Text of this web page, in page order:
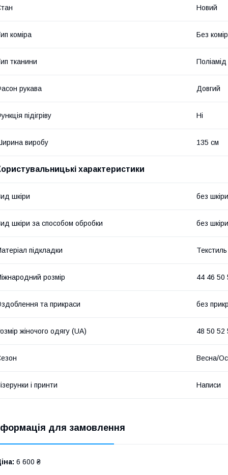
Новий
коміра Без
тканини Поліамід
рукава Довгий
підігріву Ні
виробу 135 см
характеристики
шкіри без шкіри
шкіри за способом обробки без шкіри
підкладки Текстиль
розмір 44 46 50
та прикраси без
жіночого одягу (UA) 48 50 52
Весна/
і принти Написи
для замовлення
6 600 ₴